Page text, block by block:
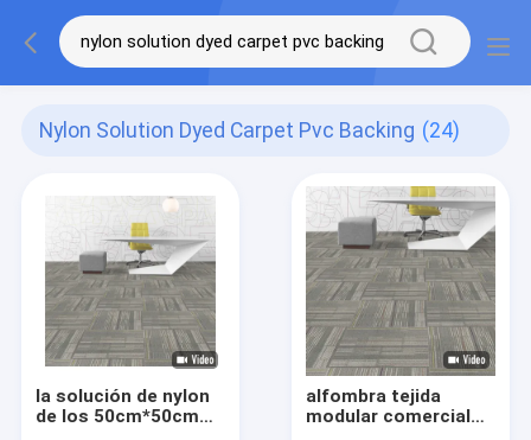
Nylon Solution Dyed Carpet Pvc Backing (24)
la solución de nylon
de los 50cm*50cm
alfombra tejida
modular comercial